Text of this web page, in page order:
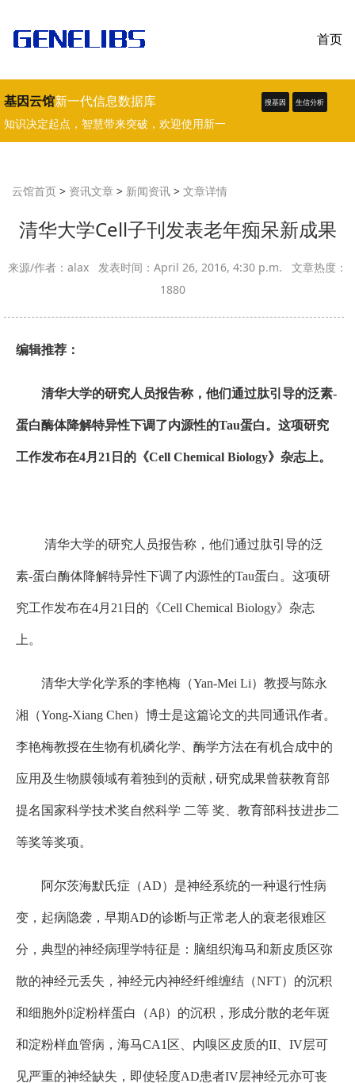
首页
基因云馆新一代信息数据库
知识决定起点，智慧带来突破，欢迎使用新一
代生物学、医学数据库。
搜基因 生信分析
云馆首页 > 资讯文章 > 新闻资讯 > 文章详情
清华大学Cell子刊发表老年痴呆新成果
来源/作者：alax 发表时间：April 26, 2016, 4:30 p.m. 文章热度：
1880
编辑推荐：
清华大学的研究人员报告称，他们通过肽引导的泛素-
蛋白酶体降解特异性下调了内源性的Tau蛋白。这项研究
工作发布在4月21日的《Cell Chemical Biology》杂志上。
清华大学的研究人员报告称，他们通过肽引导的泛
素-蛋白酶体降解特异性下调了内源性的Tau蛋白。这项研
究工作发布在4月21日的《Cell Chemical Biology》杂志
上。
清华大学化学系的李艳梅（Yan-Mei Li）教授与陈永
湘（Yong-Xiang Chen）博士是这篇论文的共同通讯作者。
李艳梅教授在生物有机磷化学、酶学方法在有机合成中的
应用及生物膜领域有着独到的贡献 , 研究成果曾获教育部
提名国家科学技术奖自然科学 二等 奖、教育部科技进步二
等奖等奖项。
阿尔茨海默氏症（AD）是神经系统的一种退行性病
变，起病隐袭，早期AD的诊断与正常老人的衰老很难区
分，典型的神经病理学特征是：脑组织海马和新皮质区弥
散的神经元丢失，神经元内神经纤维缠结（NFT）的沉积
和细胞外β淀粉样蛋白（Aβ）的沉积，形成分散的老年斑
和淀粉样血管病，海马CA1区、内嗅区皮质的II、IV层可
见严重的神经缺失，即使轻度AD患者IV层神经元亦可丧